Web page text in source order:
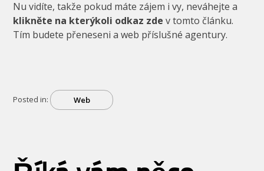
Nu vidíte, takže pokud máte zájem i vy, neváhejte a
klikněte na kterýkoli odkaz zdev tomto článku.
Tím budete přeneseni a web příslušné agentury.
Posted in: Web